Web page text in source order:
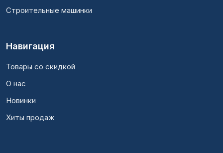
Строительные машинки
Навигация
Товары со скидкой
О нас
Новинки
Хиты продаж